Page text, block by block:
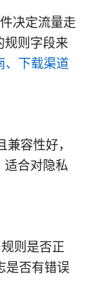
决定流量走
规则字段来
下载渠道
容性好，
适合对隐私
则是否正
是否有错误